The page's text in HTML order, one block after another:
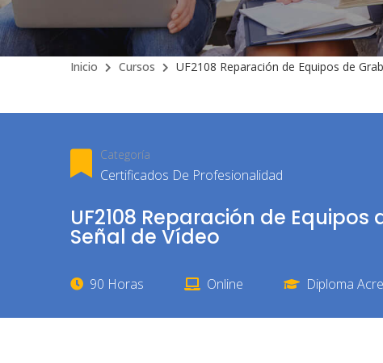
Inicio Cursos UF2108 Reparación de Equipos de
Categoría
Certificados De Profesionalidad
UF2108 Reparación de
Señal de Vídeo
90 Horas Online Diploma